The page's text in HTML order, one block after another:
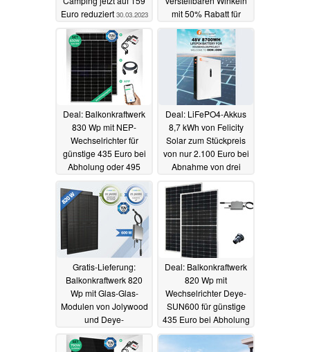
Euro reduziert 30.03.2023
mit 50% Rabatt für
günstige 25 Euro
28.03.2023
Deal: Balkonkraftwerk
830 Wp mit NEP-
Wechselrichter für
günstige 435 Euro bei
Abholung oder 495
Euro mit Versand
28.03.2023
Deal: LiFePO4-Akkus
8,7 kWh von Felicity
Solar zum Stückpreis
von nur 2.100 Euro bei
Abnahme von drei
Gratis-Lieferung:
Balkonkraftwerk 820
Wp mit Glas-Glas-
Modulen von Jolywood
und Deye-
Wechselrichter für 569
Euro
26.03.2023
Deal: Balkonkraftwerk
820 Wp mit
Wechselrichter Deye-
SUN600 für günstige
435 Euro bei Abholung
25.03.2023